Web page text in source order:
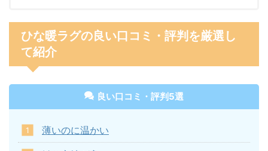
ひな暖ラグの良い口コミ・評判を厳選し
て紹介
良い口コミ・評判5選
薄いのに温かい